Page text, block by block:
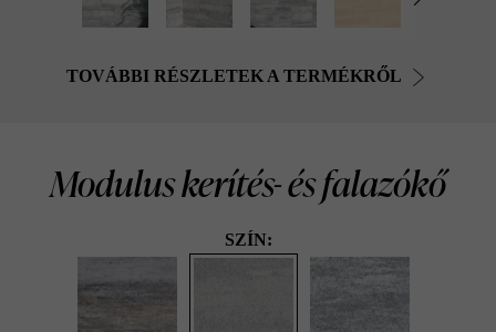
TOVÁBBI RÉSZLETEK A TERMÉKRŐL
Modulus kerítés- és falazókő
SZÍN: